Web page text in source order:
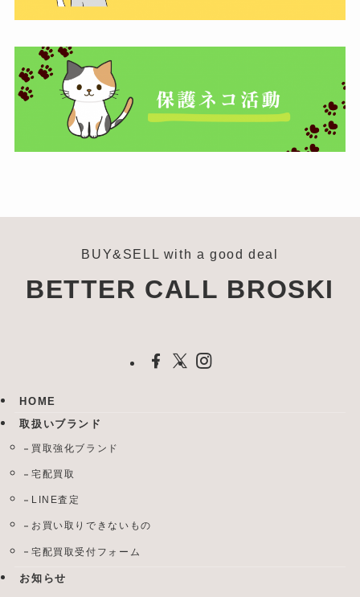
BUY&SELL with a good deal
BETTER CALL BROSKI
HOME
取扱いブランド
買取強化ブランド
宅配買取
LINE査定
お買い取りできないもの
宅配買取受付フォーム
お知らせ